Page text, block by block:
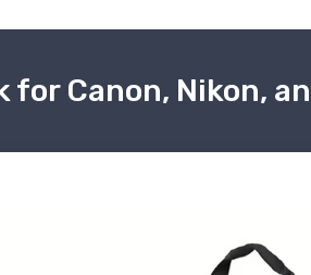
Canon, Nikon,